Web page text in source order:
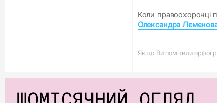
Коли правоохоронці
Олександра
Якщо Ви помітили